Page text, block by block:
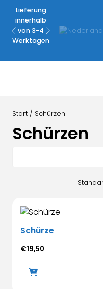
Lieferung
innerhalb
von 3-4
Werktagen
Geld-
Start / Schürzen
Schürzen
Schürze
€19,50